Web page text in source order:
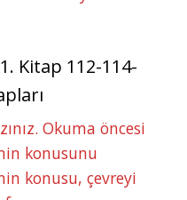
Kitap 112-114-
Okuma öncesi
konusunu
konusu, çevreyi